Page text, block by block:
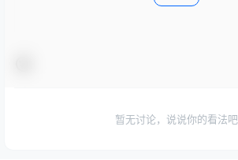
暂无讨论，说说你的看法吧